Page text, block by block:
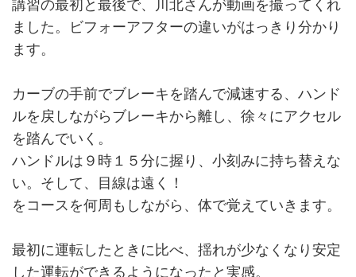
講習の最初と最後で、川北さんが動画を撮ってくれ
ました。ビフォーアフターの違いがはっきり分かり
ます。
カーブの手前でブレーキを踏んで減速する、ハンド
ルを戻しながらブレーキから離し、徐々にアクセル
を踏んでいく。
ハンドルは９時１５分に握り、小刻みに持ち替えな
い。そして、目線は遠く！
をコースを何周もしながら、体で覚えていきます。
最初に運転したときに比べ、揺れが少なくなり安定
した運転ができるようになったと実感。